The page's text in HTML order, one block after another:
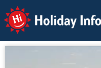
Holiday Info